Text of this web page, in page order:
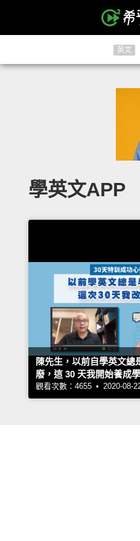
英文
學英文APP
陳先生，以前自學英文總
廢，這 30 天我開始養成
觀看次數：4655 • 2020-08-